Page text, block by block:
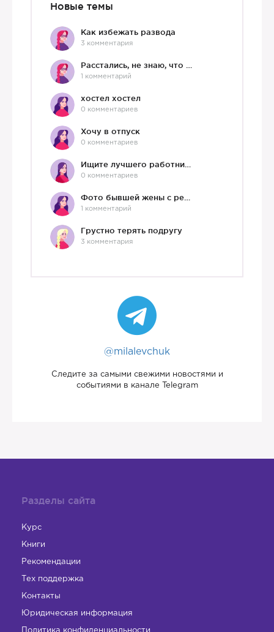
Новые темы
Как избежать развода
3 комментария
1 комментарий
хостел хостел
0 комментариев
Хочу в отпуск
0 комментариев
0 комментариев
1 комментарий
Грустно терять подругу
3 комментария
@milalevchuk
Следите за самыми свежими новостями и
событиями в канале Telegram
Разделы сайта
Курс
Книги
Рекомендации
Тех поддержка
Контакты
Юридическая информация
Политика конфиденциальности